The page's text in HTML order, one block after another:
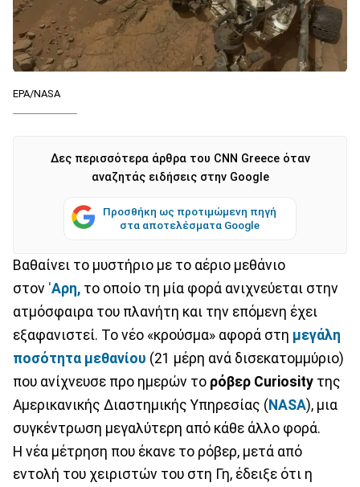
EPA/NASA
Δες περισσότερα άρθρα του CNN Greece όταν
αναζητάς ειδήσεις στην Google
Προσθήκη ως προτιμώμενη πηγή
στα αποτελέσματα Google
Βαθαίνει το μυστήριο με το αέριο μεθάνιο
στον 'Αρη, το οποίο τη μία φορά ανιχνεύεται στην
ατμόσφαιρα του πλανήτη και την επόμενη έχει
εξαφανιστεί. Το νέο «κρούσμα» αφορά στη μεγάλη
ποσότητα μεθανίου (21 μέρη ανά δισεκατομμύριο)
που ανίχνευσε προ ημερών το ρόβερ Curiosity της
Αμερικανικής Διαστημικής Υπηρεσίας (NASA), μια
συγκέντρωση μεγαλύτερη από κάθε άλλο φορά.
Η νέα μέτρηση που έκανε το ρόβερ, μετά από
εντολή του χειριστών του στη Γη, έδειξε ότι η